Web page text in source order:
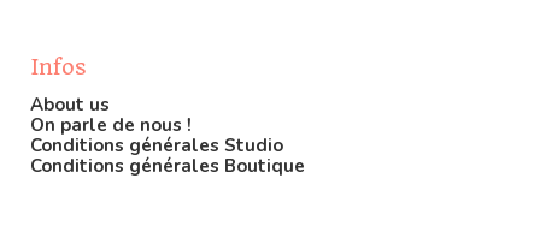
Infos
About us
On parle de nous !
Conditions générales Studio
Conditions générales Boutique